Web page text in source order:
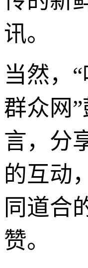
讯。
当然，
群众网
言，分
的互动
同道合
赞。